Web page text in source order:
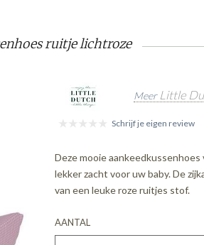
ruitje lichtroze
Meer Little
Schrijf je eigen review
Deze mooie
lekker zacht voor uw baby. De
van een leuke roze ruitjes stof.
AANTAL